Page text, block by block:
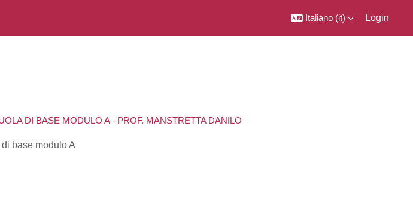
Italiano ‎(it)‎ Login
DI BASE MODULO A - PROF. MANSTRETTA DANILO
base modulo A